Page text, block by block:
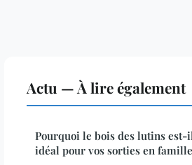
Actu — À lire également
Pourquoi le bois des lutins est-
idéal pour vos sorties en